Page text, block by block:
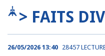
> FAITS
26/05/2026 13:40 28457